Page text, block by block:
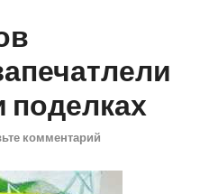
поделках
комментарий